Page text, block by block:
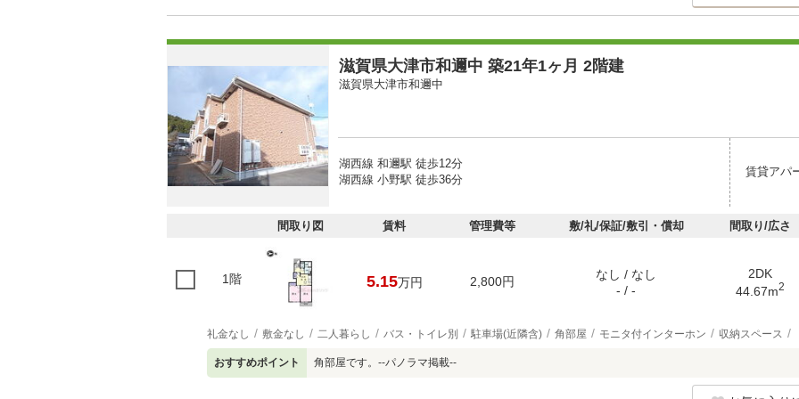
滋賀県大津市和邇中 築21年1ヶ月 2階建
滋賀県大津市和邇中
湖西線 和邇駅 徒歩12分
湖西線 小野駅 徒歩36分
賃貸アパ
間取り図 賃料 管理費等 敷/礼/保証/敷引・償却 間取り/広さ
1階 5.15万円 2,800円
なし / なし
- / -
2DK
44.67m2
礼金なし 敷金なし 二人暮らし バス・トイレ別 駐車場(近隣含) 角部屋 モニタ付インターホン 収納スペース
おすすめポイント 角部屋です。--パノラマ掲載--